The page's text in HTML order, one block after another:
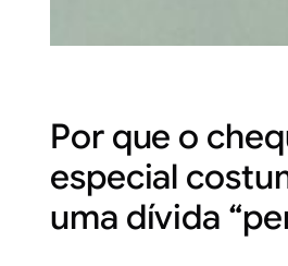
Por que o
especial
uma dívida